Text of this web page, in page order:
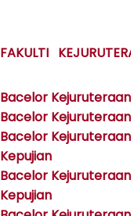
FAKULTI
Bacelor
Bacelor
Bacelor
Kepujian
Bacelor
Kepujian